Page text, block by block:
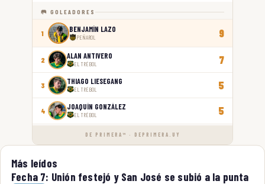
🥅 GOLEADORES
1 BENJAMÍN LAZO
PEÑAROL 9
2 ALAN ANTIVERO
EL TRÉBOL 7
3 THIAGO LIESEGANG
EL TRÉBOL 5
4 JOAQUÍN GONZÁLEZ
EL TRÉBOL 5
DE PRIMERA™ · DEPRIMERA.UY
Más leídos
Fecha 7: Unión festejó y San José se subió a la punta